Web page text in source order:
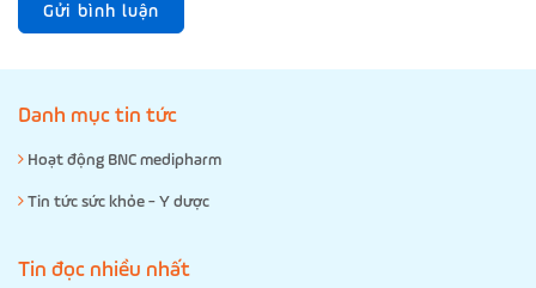
Gửi bình luận
Danh mục tin tức
Hoạt động BNC medipharm
Tin tức sức khỏe - Y dược
Tin đọc nhiều nhất